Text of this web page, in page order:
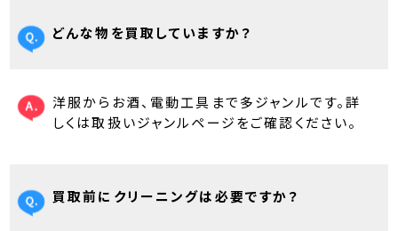
どんな物を買取していますか？
洋服からお酒、電動工具まで多ジャンルです。詳
しくは取扱いジャンルページをご確認ください。
買取前にクリーニングは必要ですか？